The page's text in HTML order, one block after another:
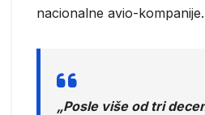
nacionalne avio-kompanije.
„Posle više od tri